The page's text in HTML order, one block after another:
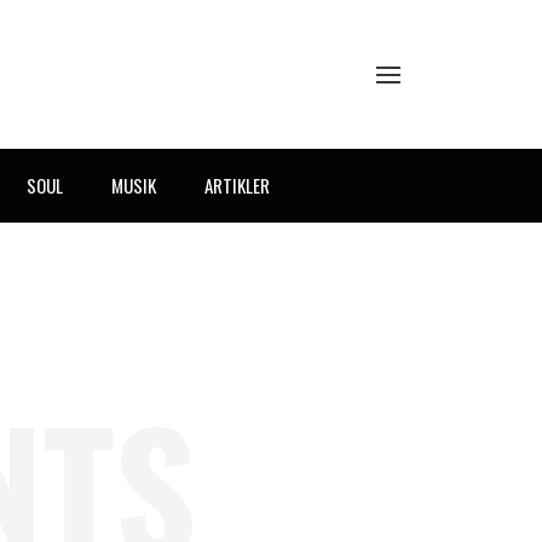
SOUL MUSIK ARTIKLER